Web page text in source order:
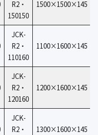
R2・
150150
1500×1500×145
JCK-
R2・
110160
1100×1600×145
JCK-
R2・
120160
1200×1600×145
JCK-
R2・
1300×1600×145